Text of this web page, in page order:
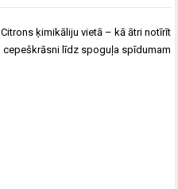
Citrons ķimikāliju vietā – kā ātri notīrīt
cepeškrāsni līdz spoguļa spīdumam